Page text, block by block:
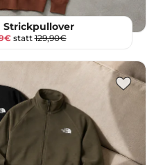
Strickpullover
statt129,90€